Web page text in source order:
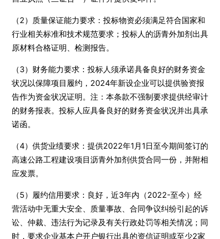
（2）质量保证能力要求：投标物资必须满足符合国家和
行业相关标准和技术规范要求；投标人的沥青外加剂出具
原材料合格证明、检测报告。
（3）财务能力要求：投标人须承诺具备良好的财务资金
状况以保障项目履约，2024年新设企业可以提供验资报
告作为资金状况证明。注：本条款不强制要求提供经审计
的财务报表。投标人应具备良好的财务资金状况并出具承
诺函。
（4）供货业绩要求：提供2022年1月1日至今期间签订的
高速公路工程建设项目沥青外加剂供货合同一份，并附相
应发票。
（5）履约信用要求：良好，近3年内（2022-至今）经
营活动中无重大安全、质量事故、合同争议纠纷引起的诉
讼、仲裁、违法行为记录及有关行政处罚等相关情况；同
时，要求企业基本户开户银行出具的资信证明或至少2家